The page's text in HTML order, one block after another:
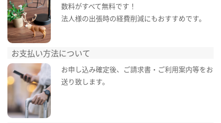
数料がすべて無料です！
法人様の出張時の経費削減にもおすすめです。
お支払い方法について
お申し込み確定後、ご請求書・ご利用案内等をお
送り致します。